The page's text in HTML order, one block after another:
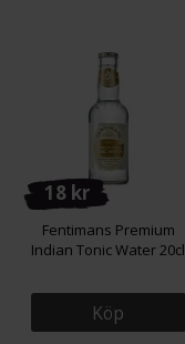
18 kr
Fentimans Premium
Indian Tonic Water 20cl
Köp